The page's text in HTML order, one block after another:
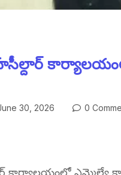
కార్యాలయంలో
30, 2026 0
కార్యాలయంలో ఎమ్మెల్యే